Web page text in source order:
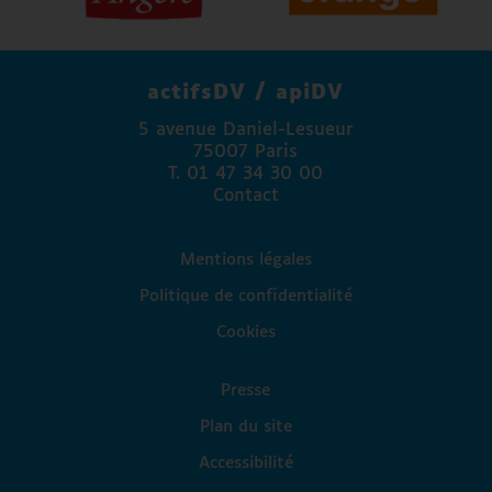
Fondation Valentin Haüy
actifsDV / apiDV
5 avenue Daniel-Lesueur
75007 Paris
T. 01 47 34 30 00
Contact
Mentions légales
Politique de confidentialité
Cookies
Presse
Plan du site
Accessibilité